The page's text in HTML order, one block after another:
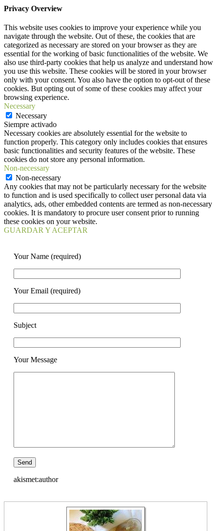
Privacy Overview
This website uses cookies to improve your experience while you
navigate through the website. Out of these, the cookies that are
categorized as necessary are stored on your browser as they are
essential for the working of basic functionalities of the website. We
also use third-party cookies that help us analyze and understand how
you use this website. These cookies will be stored in your browser
only with your consent. You also have the option to opt-out of these
cookies. But opting out of some of these cookies may affect your
browsing experience.
Necessary
Necessary
Siempre activado
Necessary cookies are absolutely essential for the website to
function properly. This category only includes cookies that ensures
basic functionalities and security features of the website. These
cookies do not store any personal information.
Non-necessary
Non-necessary
Any cookies that may not be particularly necessary for the website
to function and is used specifically to collect user personal data via
analytics, ads, other embedded contents are termed as non-necessary
cookies. It is mandatory to procure user consent prior to running
these cookies on your website.
GUARDAR Y ACEPTAR
Your Name (required)
Your Email (required)
Subject
Your Message
akismet:author